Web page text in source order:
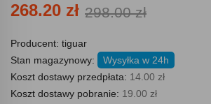
268.20 zł 298.00 zł
Producent: tiguar
Stan magazynowy:
Wysyłka w 24h
Koszt dostawy przedpłata: 14.00 zł
Koszt dostawy pobranie: 19.00 zł